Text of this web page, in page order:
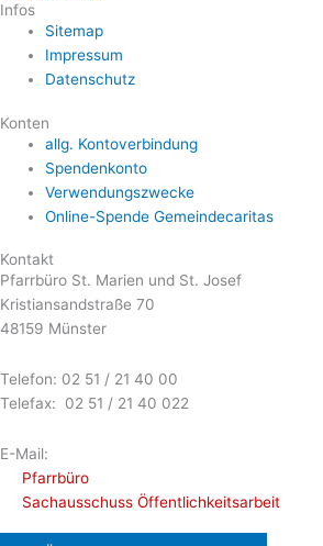
Infos
Sitemap
Impressum
Datenschutz
Konten
allg. Kontoverbindung
Spendenkonto
Verwendungszwecke
Online-Spende Gemeindecaritas
Kontakt
Pfarrbüro St. Marien und St. Josef
Kristiansandstraße 70
48159 Münster
Telefon: 02 51 / 21 40 00
Telefax: 02 51 / 21 40 022
E-Mail:
Pfarrbüro
Sachausschuss Öffentlichkeitsarbeit